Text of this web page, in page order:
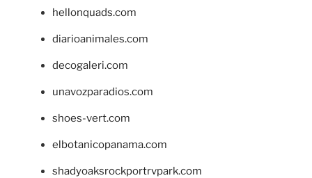
hellonquads.com
diarioanimales.com
decogaleri.com
unavozparadios.com
shoes-vert.com
elbotanicopanama.com
shadyoaksrockportrvpark.com